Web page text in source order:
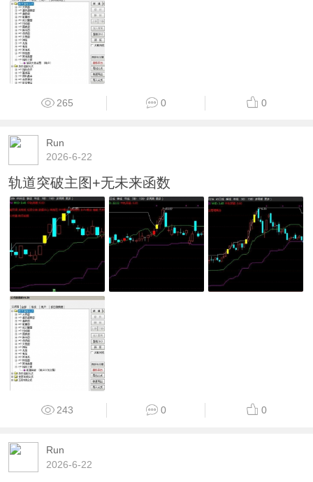
265 0 0
Run
2026-6-22
轨道突破主图+无未来函数
243 0 0
Run
2026-6-22